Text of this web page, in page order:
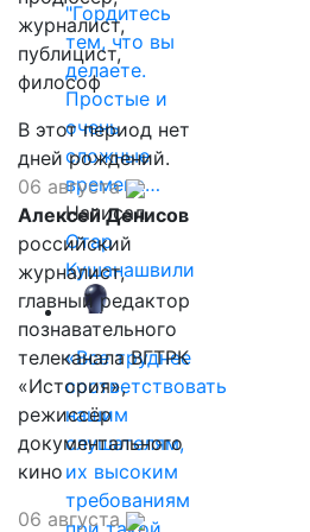
"Гордитесь
тем, что вы
делаете.
Простые и
очень
сложные
времена…
Написал
Отар
Кушанашвили
«Все труднее
соответствовать
нашим
слушателям,
их высоким
требованиям
журналист,
публицист,
философ
В этот период нет
дней рождений.
06 августа
Алексей Денисов
российский
журналист,
главный редактор
познавательного
телеканала ВГТРК
«История»,
режиссёр
документального
кино
06 августа